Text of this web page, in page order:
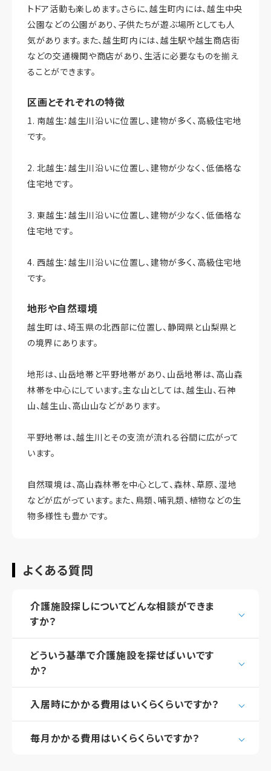
トドア活動も楽しめます。さらに、越生町内には、越生中央
公園などの公園があり、子供たちが遊ぶ場所としても人
気があります。また、越生町内には、越生駅や越生商店街
などの交通機関や商店があり、生活に必要なものを揃え
ることができます。
区画とそれぞれの特徴
1. 南越生：越生川沿いに位置し、建物が多く、高級住宅地
です。
2. 北越生：越生川沿いに位置し、建物が少なく、低価格な
住宅地です。
3. 東越生：越生川沿いに位置し、建物が少なく、低価格な
住宅地です。
4. 西越生：越生川沿いに位置し、建物が多く、高級住宅地
です。
地形や自然環境
越生町は、埼玉県の北西部に位置し、静岡県と山梨県と
の境界にあります。
地形は、山岳地帯と平野地帯があり、山岳地帯は、高山森
林帯を中心にしています。主な山としては、越生山、石神
山、越生山、高山山などがあります。
平野地帯は、越生川とその支流が流れる谷間に広がって
います。
自然環境は、高山森林帯を中心として、森林、草原、湿地
などが広がっています。また、鳥類、哺乳類、植物などの生
物多様性も豊かです。
よくある質問
介護施設探しについてどんな相談ができま
すか？
どういう基準で介護施設を探せばいいです
か？
入居時にかかる費用はいくらくらいですか？
毎月かかる費用はいくらくらいですか？